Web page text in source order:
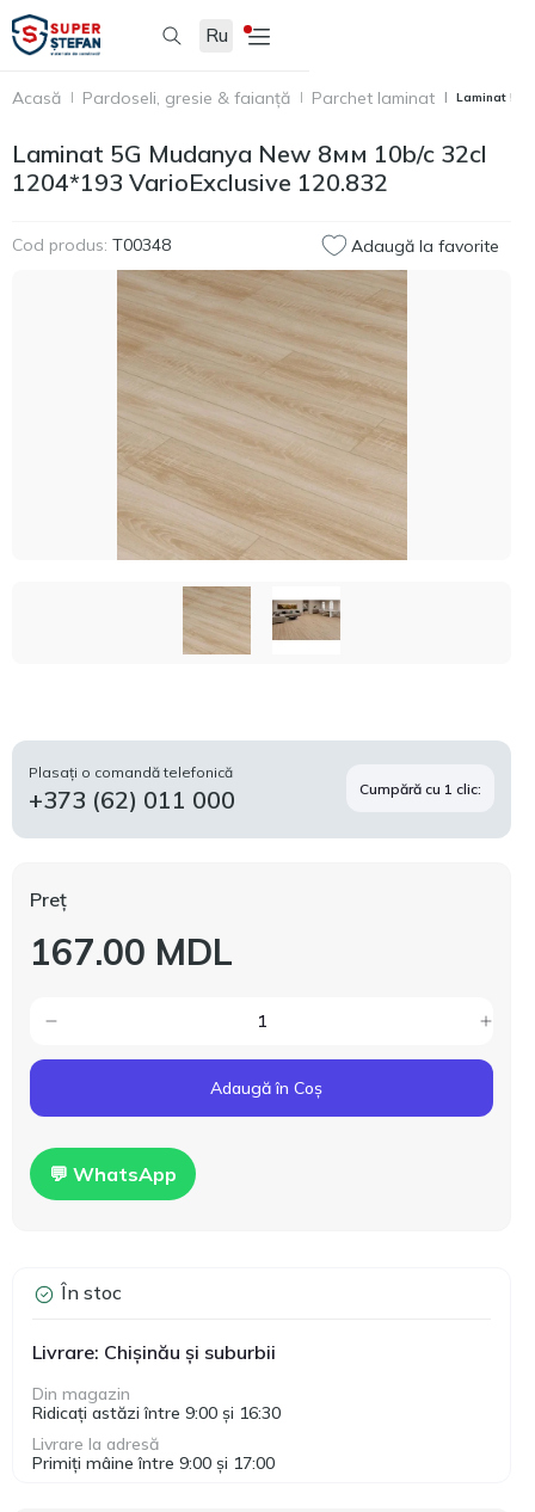
Ru
Acasă Pardoseli, gresie & faianță Parchet laminat Laminat 5G
Laminat 5G Mudanya New 8мм 10b/c 32cl
1204*193 VarioExclusive 120.832
Cod produs: T00348 Adaugă la favorite
Plasați o comandă telefonică
+373 (62) 011 000 Cumpără cu 1 clic:
Preț
167.00 MDL
Adaugă în Coș
💬 WhatsApp
În stoc
Livrare: Chișinău și suburbii
Din magazin
Ridicați astăzi între 9:00 și 16:30
Livrare la adresă
Primiți mâine între 9:00 și 17:00